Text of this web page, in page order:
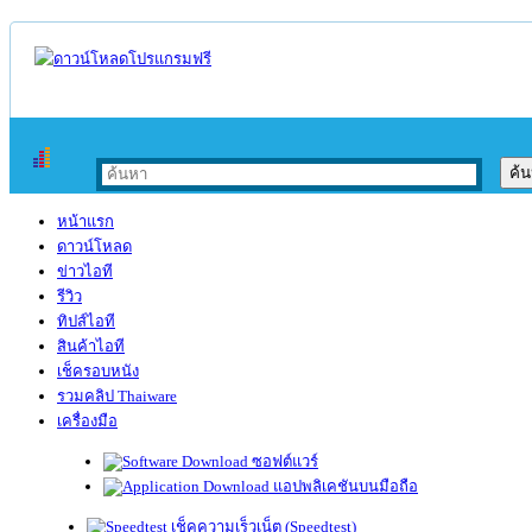
หน้าแรก
ดาวน์โหลด
ข่าวไอที
รีวิว
ทิปส์ไอที
สินค้าไอที
เช็ครอบหนัง
รวมคลิป Thaiware
เครื่องมือ
ซอฟต์แวร์
แอปพลิเคชันบนมือถือ
เช็คความเร็วเน็ต (Speedtest)